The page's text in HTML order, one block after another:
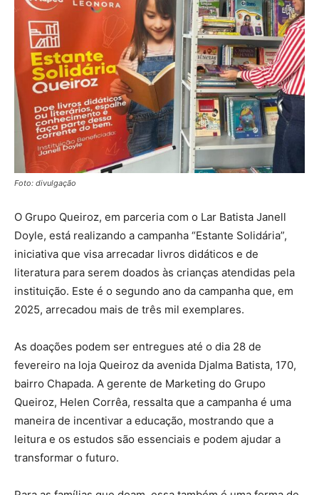
Foto: divulgação
O Grupo Queiroz, em parceria com o Lar Batista Janell
Doyle, está realizando a campanha “Estante Solidária”,
iniciativa que visa arrecadar livros didáticos e de
literatura para serem doados às crianças atendidas pela
instituição. Este é o segundo ano da campanha que, em
2025, arrecadou mais de três mil exemplares.
As doações podem ser entregues até o dia 28 de
fevereiro na loja Queiroz da avenida Djalma Batista, 170,
bairro Chapada. A gerente de Marketing do Grupo
Queiroz, Helen Corrêa, ressalta que a campanha é uma
maneira de incentivar a educação, mostrando que a
leitura e os estudos são essenciais e podem ajudar a
transformar o futuro.